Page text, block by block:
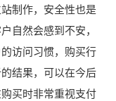
制作，安全性也是
自然会感到不安，
访问习惯，购买行
结果，可以在今后
买时非常重视支付